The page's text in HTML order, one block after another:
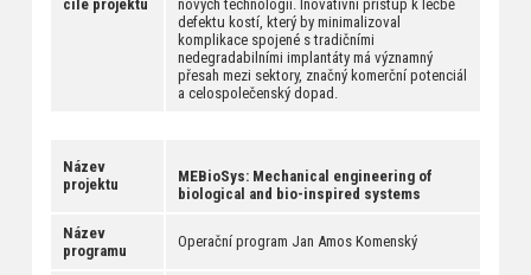
cíle projektu
nových technologií. Inovativní přístup k léčbě
defektu kostí, který by minimalizoval
komplikace spojené s tradičními
nedegradabilními implantáty má významný
přesah mezi sektory, značný komerční potenciál
a celospolečenský dopad.
Název
projektu
MEBioSys: Mechanical engineering of
biological and bio-inspired systems
Název
programu
Operační program Jan Amos Komenský